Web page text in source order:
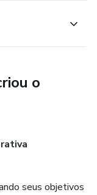
o
seus objetivos